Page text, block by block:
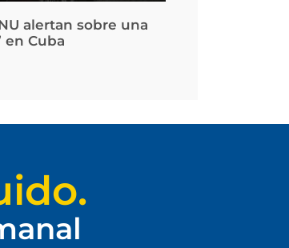
alertan sobre una
en Cuba